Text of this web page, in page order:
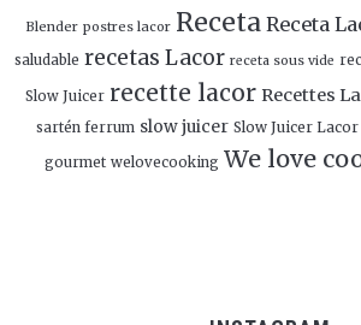
Blender postres lacor Receta Receta
saludable recetas Lacor receta sous vide
Slow Juicer recette lacor Recettes
sartén ferrum slow juicer Slow Juicer Lacor
gourmet welovecooking We love